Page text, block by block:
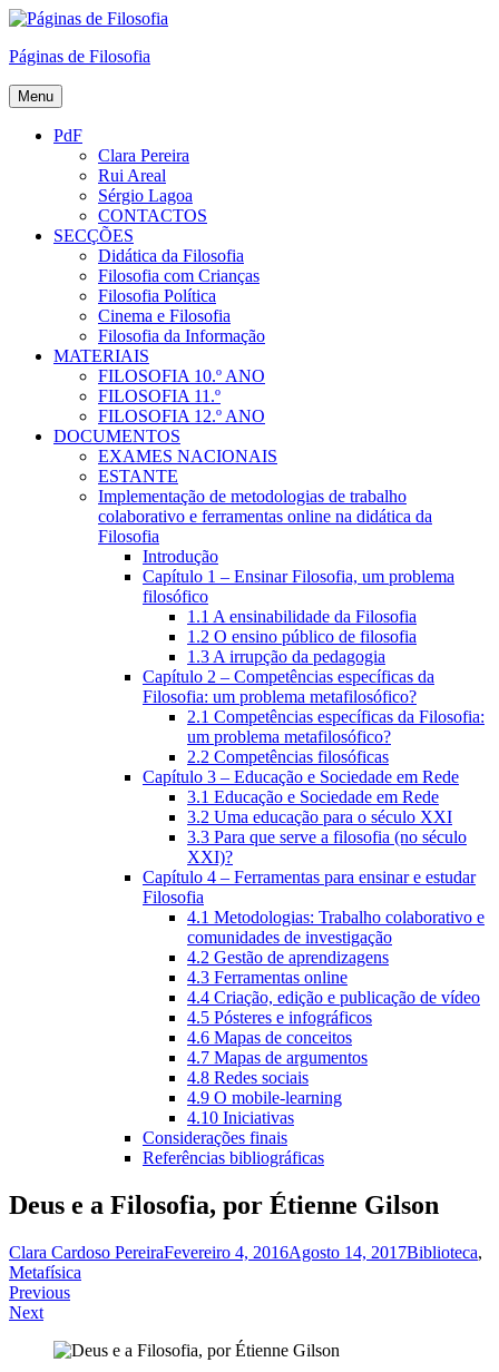
Skip
content
Páginas de Filosofia
Menu
PdF
Clara Pereira
Rui Areal
Sérgio Lagoa
CONTACTOS
SECÇÕES
Didática da Filosofia
Filosofia com Crianças
Filosofia Política
Cinema e Filosofia
Filosofia da Informação
MATERIAIS
FILOSOFIA 10.º ANO
FILOSOFIA 11.º
FILOSOFIA 12.º ANO
DOCUMENTOS
EXAMES NACIONAIS
ESTANTE
Implementação de metodologias de trabalho
colaborativo e ferramentas online na didática da
Filosofia
Introdução
Capítulo 1 – Ensinar Filosofia, um problema
filosófico
1.1 A ensinabilidade da Filosofia
1.2 O ensino público de filosofia
1.3 A irrupção da pedagogia
Capítulo 2 – Competências específicas da
Filosofia: um problema metafilosófico?
2.1 Competências específicas da Filosofia:
um problema metafilosófico?
2.2 Competências filosóficas
Capítulo 3 – Educação e Sociedade em Rede
3.1 Educação e Sociedade em Rede
3.2 Uma educação para o século XXI
3.3 Para que serve a filosofia (no século
XXI)?
Capítulo 4 – Ferramentas para ensinar e estudar
Filosofia
4.1 Metodologias: Trabalho colaborativo e
comunidades de investigação
4.2 Gestão de aprendizagens
4.3 Ferramentas online
4.4 Criação, edição e publicação de vídeo
4.5 Pósteres e infográficos
4.6 Mapas de conceitos
4.7 Mapas de argumentos
4.8 Redes sociais
4.9 O mobile-learning
4.10 Iniciativas
Considerações finais
Referências bibliográficas
Deus e a Filosofia, por Étienne Gilson
Clara Cardoso PereiraFevereiro 4, 2016Agosto 14, 2017Biblioteca,
Metafísica
Navegação
de
artigos
Previous
Next